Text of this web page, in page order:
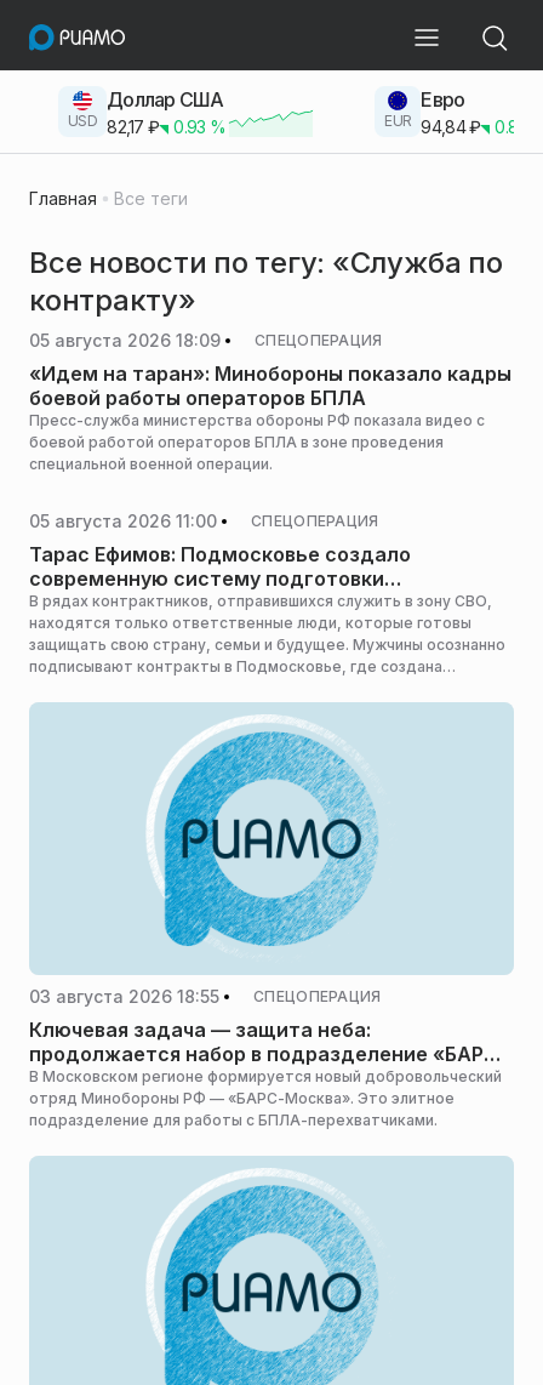
USD
Доллар США
82,17 ₽ 0.93 % EUR
Евро
94,84₽ 0.83
Главная Все теги
Все новости по тегу: «Служба по
контракту»
05 августа 2026 18:09 СПЕЦОПЕРАЦИЯ
«Идем на таран»: Минобороны показало кадры
боевой работы операторов БПЛА
Пресс-служба министерства обороны РФ показала видео с
боевой работой операторов БПЛА в зоне проведения
специальной военной операции.
05 августа 2026 11:00 СПЕЦОПЕРАЦИЯ
Тарас Ефимов: Подмосковье создало
современную систему подготовки
контрактников
В рядах контрактников, отправившихся служить в зону СВО,
находятся только ответственные люди, которые готовы
защищать свою страну, семьи и будущее. Мужчины осознанно
подписывают контракты в Подмосковье, где создана
депутат Московской областной Думы, фракция «Единая
Россия» Тарас Ефимов.
03 августа 2026 18:55 СПЕЦОПЕРАЦИЯ
Ключевая задача — защита неба:
продолжается набор в подразделение «БАРС-
Москва»
В Московском регионе формируется новый добровольческий
отряд Минобороны РФ — «БАРС-Москва». Это элитное
подразделение для работы с БПЛА-перехватчиками.